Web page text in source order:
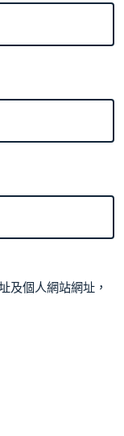
及個人網站網址，